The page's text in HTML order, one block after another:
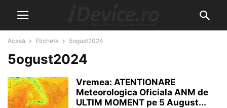
Acasă Etichete 5ogust2024
5ogust2024
Vremea: ATENTIONARE
Meteorologica Oficiala ANM de
ULTIM MOMENT pe 5 August...